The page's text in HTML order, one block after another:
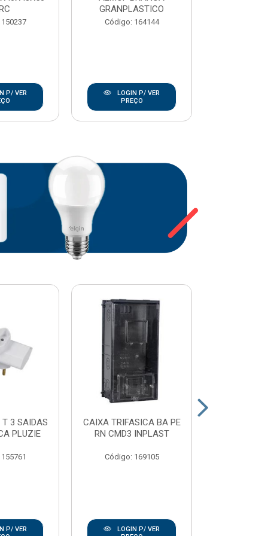
P/ VER
GRANPLASTICO
Código: 164144
LOGIN P/ VER
PREÇO
T 3 SAIDAS
PLUZIE
P/ VER
CAIXA TRIFASICA BA PE
RN CMD3 INPLAST
Código: 169105
LOGIN P/ VER